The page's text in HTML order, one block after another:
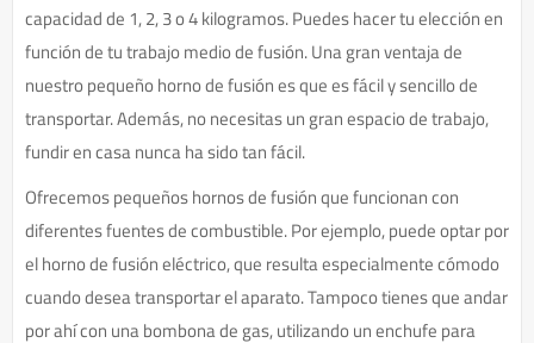
capacidad de 1, 2, 3 o 4 kilogramos. Puedes hacer tu elección en
función de tu trabajo medio de fusión. Una gran ventaja de
nuestro pequeño horno de fusión es que es fácil y sencillo de
transportar. Además, no necesitas un gran espacio de trabajo,
fundir en casa nunca ha sido tan fácil.
Ofrecemos pequeños hornos de fusión que funcionan con
diferentes fuentes de combustible. Por ejemplo, puede optar por
el horno de fusión eléctrico, que resulta especialmente cómodo
cuando desea transportar el aparato. Tampoco tienes que andar
por ahí con una bombona de gas, utilizando un enchufe para